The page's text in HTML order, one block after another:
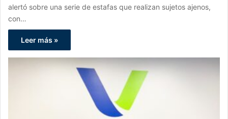
alertó sobre una serie de estafas que realizan sujetos ajenos,
con…
Leer más »